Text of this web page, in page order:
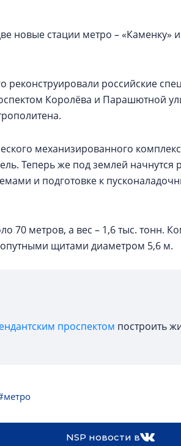
новые стации метро – «Каменку» и
российские
Королёва и Парашютной
механизированного
Теперь же под землей начнутся
и подготовке к
70 метров, а вес – 1,6 тыс. тонн.
щитами диаметром 5,6 м.
проспектом построить
NSP новости в